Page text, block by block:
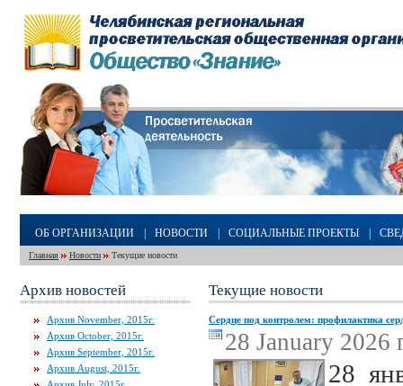
ОБ ОРГАНИЗАЦИИ НОВОСТИ СОЦИАЛЬНЫЕ ПРОЕКТЫ
Главная Новости Текущие новости
Архив новостей
Архив November, 2015г.
Архив October, 2015г.
Архив September, 2015г.
Архив August, 2015г.
Текущие новости
Сердце под контролем: профилактика
28 January 2026
28